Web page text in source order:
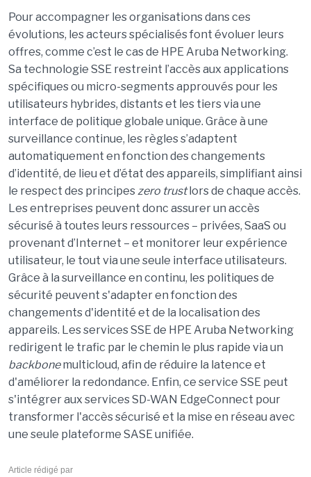
Pour accompagner les organisations dans ces
évolutions, les acteurs spécialisés font évoluer leurs
offres, comme c’est le cas de HPE Aruba Networking.
Sa technologie SSE restreint l’accès aux applications
spécifiques ou micro-segments approuvés pour les
utilisateurs hybrides, distants et les tiers via une
interface de politique globale unique. Grâce à une
surveillance continue, les règles s’adaptent
automatiquement en fonction des changements
d’identité, de lieu et d’état des appareils, simplifiant ainsi
le respect des principeszero trustlors de chaque accès.
Les entreprises peuvent donc assurer un accès
sécurisé à toutes leurs ressources – privées, SaaS ou
provenant d’Internet – et monitorer leur expérience
utilisateur, le tout via une seule interface utilisateurs.
Grâce à la surveillance en continu, les politiques de
sécurité peuvent s'adapter en fonction des
changements d'identité et de la localisation des
appareils. Les services SSE de HPE Aruba Networking
redirigent le trafic par le chemin le plus rapide via un
backbonemulticloud, afin de réduire la latence et
d'améliorer la redondance. Enfin, ce service SSE peut
s'intégrer aux services SD-WAN EdgeConnect pour
transformer l'accès sécurisé et la mise en réseau avec
une seule plateforme SASE unifiée.
Article rédigé par